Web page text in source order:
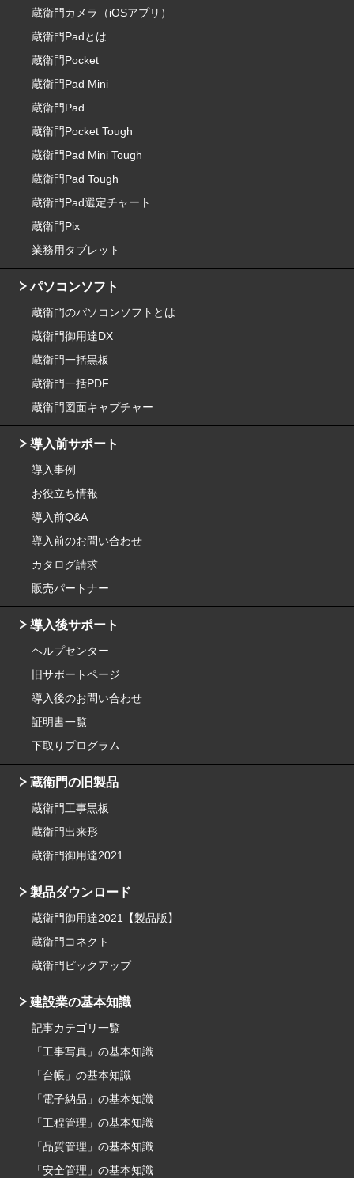
蔵衛門カメラ（iOSアプリ）
蔵衛門Padとは
蔵衛門Pocket
蔵衛門Pad Mini
蔵衛門Pad
蔵衛門Pocket Tough
蔵衛門Pad Mini Tough
蔵衛門Pad Tough
蔵衛門Pad選定チャート
蔵衛門Pix
業務用タブレット
パソコンソフト
蔵衛門のパソコンソフトとは
蔵衛門御用達DX
蔵衛門一括黒板
蔵衛門一括PDF
蔵衛門図面キャプチャー
導入前サポート
導入事例
お役立ち情報
導入前Q&A
導入前のお問い合わせ
カタログ請求
販売パートナー
導入後サポート
ヘルプセンター
旧サポートページ
導入後のお問い合わせ
証明書一覧
下取りプログラム
蔵衛門の旧製品
蔵衛門工事黒板
蔵衛門出来形
蔵衛門御用達2021
製品ダウンロード
蔵衛門御用達2021【製品版】
蔵衛門コネクト
蔵衛門ピックアップ
建設業の基本知識
記事カテゴリ一覧
「工事写真」の基本知識
「台帳」の基本知識
「電子納品」の基本知識
「工程管理」の基本知識
「品質管理」の基本知識
「安全管理」の基本知識